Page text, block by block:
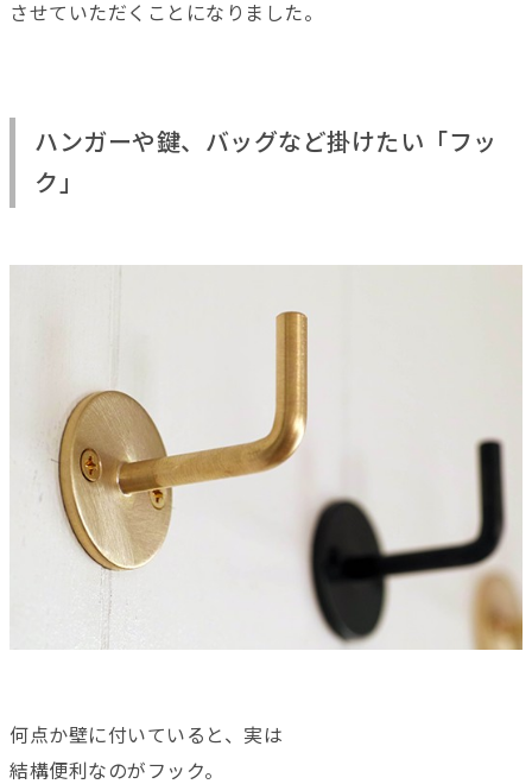
させていただくことになりました。
ハンガーや鍵、バッグなど掛けたい「フッ
ク」
何点か壁に付いていると、実は
結構便利なのがフック。